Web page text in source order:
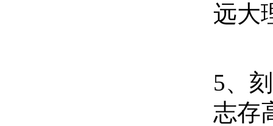
远大
5、
志存